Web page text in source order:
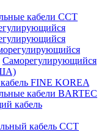
кабели ССТ
Саморегулирующийся
FINE KOREA
кабели BARTEC
кабель
кабель ССТ